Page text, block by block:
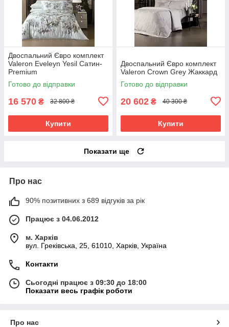
Двоспальний Євро комплект
Valeron Eveleyn Yesil Сатин-
Premium
Готово до відправки
16 570 ₴ 32 800 ₴
Купити
Двоспальний Євро комплект
Valeron Crown Grey Жаккард
Готово до відправки
20 602 ₴ 40 300 ₴
Купити
Показати ще
Про нас
90% позитивних з 689 відгуків за рік
Працює з 04.06.2012
м. Харків
вул. Греківська, 25, 61010, Харків, Україна
Контакти
Сьогодні працює з 09:30 до 18:00
Показати весь графік роботи
Про нас